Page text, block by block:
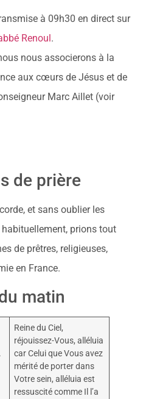
à 09h30 en direct sur
Renoul.
nous associerons à la
aux cœurs de Jésus et de
Marc Aillet (voir
de prière
et sans oublier les
prions tout
de prêtres, religieuses,
en France.
matin
Reine du Ciel,
réjouissez-Vous, alléluia
car Celui que Vous avez
mérité de porter dans
Votre sein, alléluia est
ressuscité comme Il l’a